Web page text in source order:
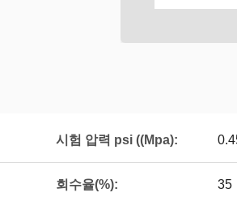
시험 압력 psi ((Mpa):
회수율(%): 35